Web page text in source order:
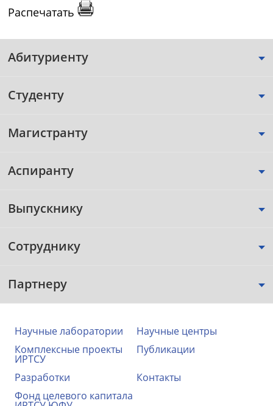
Распечатать
Абитуриенту
Студенту
Магистранту
Аспиранту
Выпускнику
Сотруднику
Партнеру
Научные лаборатории
Научные центры
Комплексные проекты
ИРТСУ
Публикации
Разработки
Контакты
Фонд целевого капитала